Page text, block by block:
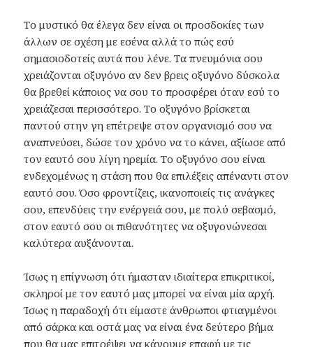
Το μυστικό θα έλεγα δεν είναι οι προσδοκίες των
άλλων σε σχέση με εσένα αλλά το πώς εσύ
σημασιοδοτείς αυτά που λένε. Τα πνευμόνια σου
χρειάζονται οξυγόνο αν δεν βρεις οξυγόνο δύσκολα
θα βρεθεί κάποιος να σου το προσφέρει όταν εσύ το
χρειάζεσαι περισσότερο. Το οξυγόνο βρίσκεται
παντού στην γη επέτρεψε στον οργανισμό σου να
αναπνεύσει, δώσε τον χρόνο να το κάνει, αξίωσε από
τον εαυτό σου λίγη ηρεμία. Το οξυγόνο σου είναι
ενδεχομένως η στάση που θα επιλέξεις απέναντι στον
εαυτό σου. Όσο φροντίζεις, ικανοποιείς τις ανάγκες
σου, επενδύεις την ενέργειά σου, με πολύ σεβασμό,
στον εαυτό σου οι πιθανότητες να οξυγονώνεσαι
καλύτερα αυξάνονται.
Ίσως η επίγνωση ότι ήμασταν ιδιαίτερα επικριτικοί,
σκληροί με τον εαυτό μας μπορεί να είναι μία αρχή.
Ίσως η παραδοχή ότι είμαστε άνθρωποι φτιαγμένοι
από σάρκα και οστά μας να είναι ένα δεύτερο βήμα
που θα μας επιτρέψει να κάνουμε επαφή με τις